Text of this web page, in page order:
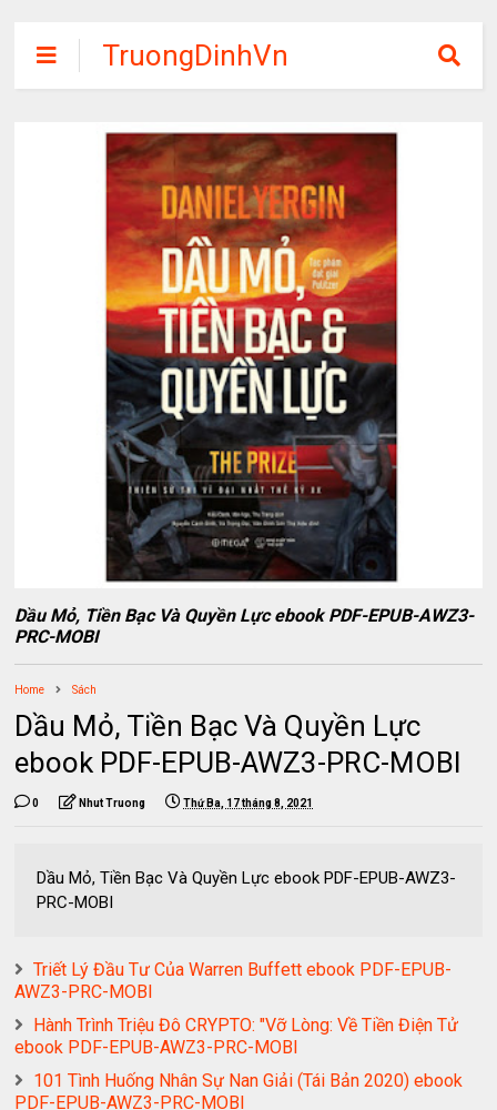
TruongDinhVn
Chia sẽ ebook,
phần mềm học
tập miễn phí
Dầu Mỏ, Tiền Bạc Và Quyền Lực ebook PDF-EPUB-AWZ3-
PRC-MOBI
Home Sách
Dầu Mỏ, Tiền Bạc Và Quyền Lực
ebook PDF-EPUB-AWZ3-PRC-MOBI
0 Nhut Truong Thứ Ba, 17 tháng 8, 2021
Dầu Mỏ, Tiền Bạc Và Quyền Lực ebook PDF-EPUB-AWZ3-
PRC-MOBI
Triết Lý Đầu Tư Của Warren Buffett ebook PDF-EPUB-
AWZ3-PRC-MOBI
Hành Trình Triệu Đô CRYPTO: "Vỡ Lòng: Về Tiền Điện Tử
ebook PDF-EPUB-AWZ3-PRC-MOBI
101 Tình Huống Nhân Sự Nan Giải (Tái Bản 2020) ebook
PDF-EPUB-AWZ3-PRC-MOBI